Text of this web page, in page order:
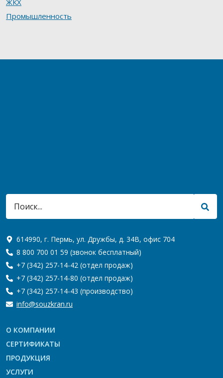
Промышленность
614990, г. Пермь, ул. Дружбы, д. 34В, офис 704
8 800 700 01 59 (звонок бесплатный)
+7 (342) 257-14-42 (отдел продаж)
+7 (342) 257-14-80 (отдел продаж)
+7 (342) 257-14-43 (производство)
info@souzkran.ru
О КОМПАНИИ
СЕРТИФИКАТЫ
ПРОДУКЦИЯ
УСЛУГИ